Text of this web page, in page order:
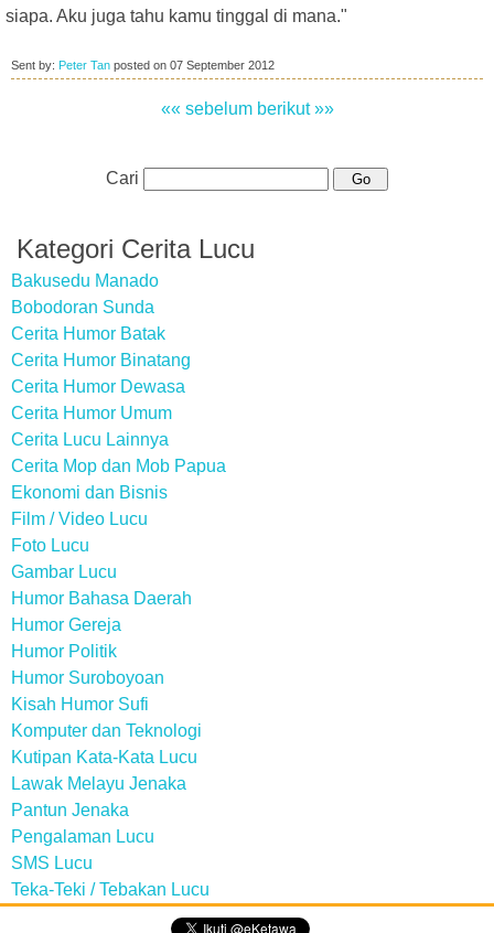
siapa. Aku juga tahu kamu tinggal di mana."
Sent by: Peter Tan posted on 07 September 2012
«« sebelum berikut »»
Cari
Kategori Cerita Lucu
Bakusedu Manado
Bobodoran Sunda
Cerita Humor Batak
Cerita Humor Binatang
Cerita Humor Dewasa
Cerita Humor Umum
Cerita Lucu Lainnya
Cerita Mop dan Mob Papua
Ekonomi dan Bisnis
Film / Video Lucu
Foto Lucu
Gambar Lucu
Humor Bahasa Daerah
Humor Gereja
Humor Politik
Humor Suroboyoan
Kisah Humor Sufi
Komputer dan Teknologi
Kutipan Kata-Kata Lucu
Lawak Melayu Jenaka
Pantun Jenaka
Pengalaman Lucu
SMS Lucu
Teka-Teki / Tebakan Lucu